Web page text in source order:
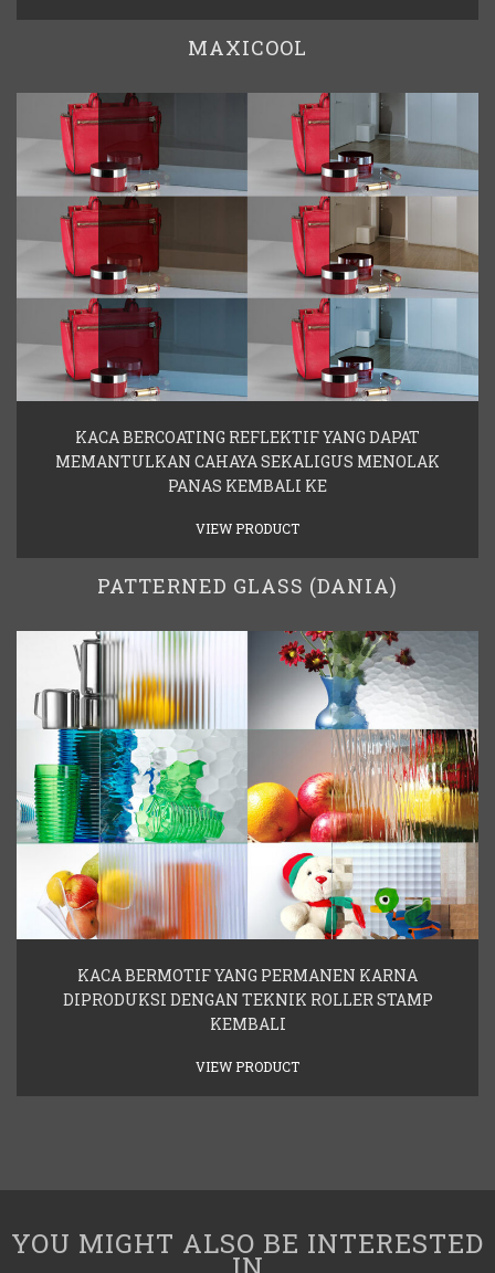
MAXICOOL
KACA BERCOATING REFLEKTIF YANG DAPAT
MEMANTULKAN CAHAYA SEKALIGUS MENOLAK
PANAS KEMBALI KE
VIEW PRODUCT
PATTERNED GLASS (DANIA)
KACA BERMOTIF YANG PERMANEN KARNA
DIPRODUKSI DENGAN TEKNIK ROLLER STAMP
KEMBALI
VIEW PRODUCT
YOU MIGHT ALSO BE INTERESTED